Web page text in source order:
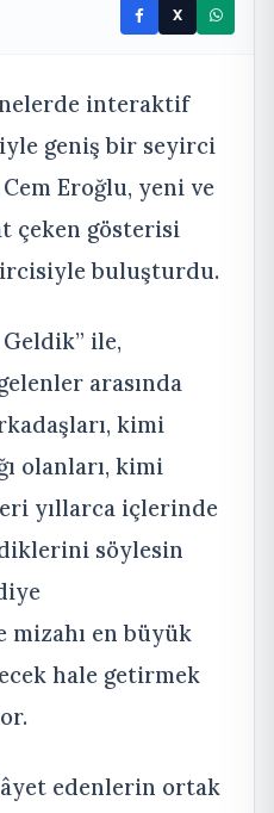
X
interaktif
geniş bir seyirci
Eroğlu, yeni ve
çeken gösterisi
buluşturdu.
Geldik” ile,
arasında
kimi
olanları, kimi
yıllarca içlerinde
söylesin
en büyük
hale getirmek
edenlerin ortak